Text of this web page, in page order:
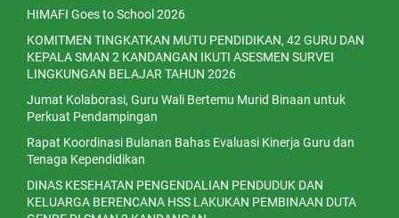
HIMAFI Goes to School 2026
KOMITMEN TINGKATKAN MUTU PENDIDIKAN, 42 GURU DAN
KEPALA SMAN 2 KANDANGAN IKUTI ASESMEN SURVEI
LINGKUNGAN BELAJAR TAHUN 2026
Jumat Kolaborasi, Guru Wali Bertemu Murid Binaan untuk
Perkuat Pendampingan
Rapat Koordinasi Bulanan Bahas Evaluasi Kinerja Guru dan
Tenaga Kependidikan
DINAS KESEHATAN PENGENDALIAN PENDUDUK DAN
KELUARGA BERENCANA HSS LAKUKAN PEMBINAAN DUTA